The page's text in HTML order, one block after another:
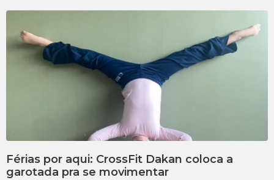
Férias por aqui: CrossFit Dakan coloca a
garotada pra se movimentar